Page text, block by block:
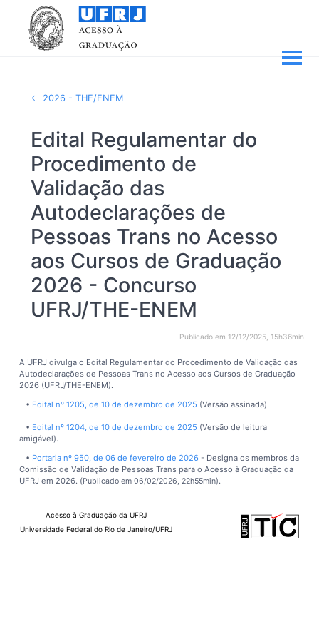
2026 - THE/ENEM
Edital Regulamentar do
Procedimento de
Validação das
Autodeclarações de
Pessoas Trans no Acesso
aos Cursos de Graduação
2026 - Concurso
UFRJ/THE-ENEM
Publicado em 12/12/2025, 15h36min
A UFRJ divulga o Edital Regulamentar do Procedimento de Validação das
Autodeclarações de Pessoas Trans no Acesso aos Cursos de Graduação
2026 (UFRJ/THE-ENEM).
• Edital nº 1205, de 10 de dezembro de 2025 (Versão assinada).
• Edital nº 1204, de 10 de dezembro de 2025 (Versão de leitura
amigável).
• Portaria nº 950, de 06 de fevereiro de 2026 - Designa os membros da
Comissão de Validação de Pessoas Trans para o Acesso à Graduação da
UFRJ em 2026. (Publicado em 06/02/2026, 22h55min).
Acesso à Graduação da UFRJ
Universidade Federal do Rio de Janeiro/UFRJ